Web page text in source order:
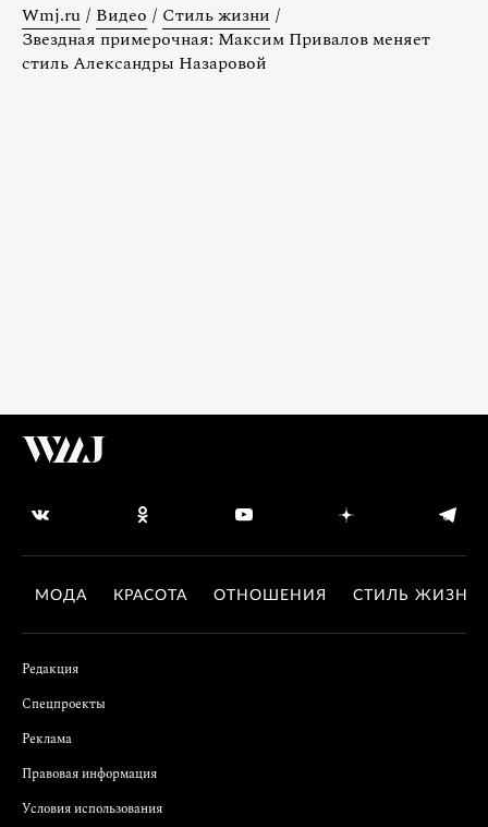
Wmj.ru / Видео / Стиль жизни /
Звездная примерочная: Максим Привалов меняет
стиль Александры Назаровой
МОДА КРАСОТА ОТНОШЕНИЯ СТИЛЬ ЖИЗНИ
Редакция
Спецпроекты
Реклама
Правовая информация
Условия использования